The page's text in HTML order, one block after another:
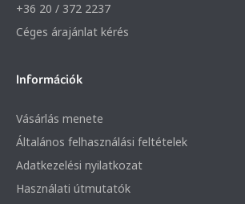
+36 20 / 372 2237
Céges árajánlat kérés
Információk
Vásárlás menete
Általános felhasználási feltételek
Adatkezelési nyilatkozat
Használati útmutatók